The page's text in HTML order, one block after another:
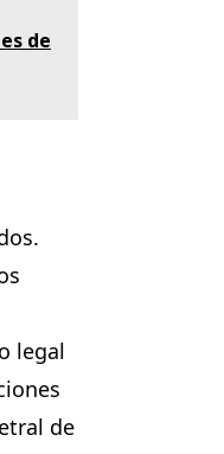
de
legal
de